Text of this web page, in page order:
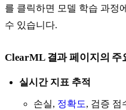
를 클릭하면 모델 학습 과정
수 있습니다.
ClearML 결과 페이지의 주
실시간 지표 추적
손실, 정확도, 검증 점